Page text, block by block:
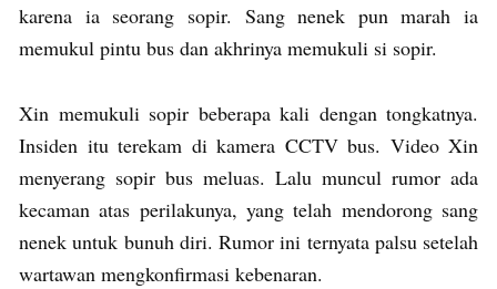
karena ia seorang sopir. Sang nenek pun marah ia
memukul pintu bus dan akhrinya memukuli si sopir.
Xin memukuli sopir beberapa kali dengan tongkatnya.
Insiden itu terekam di kamera CCTV bus. Video Xin
menyerang sopir bus meluas. Lalu muncul rumor ada
kecaman atas perilakunya, yang telah mendorong sang
nenek untuk bunuh diri. Rumor ini ternyata palsu setelah
wartawan mengkonfirmasi kebenaran.